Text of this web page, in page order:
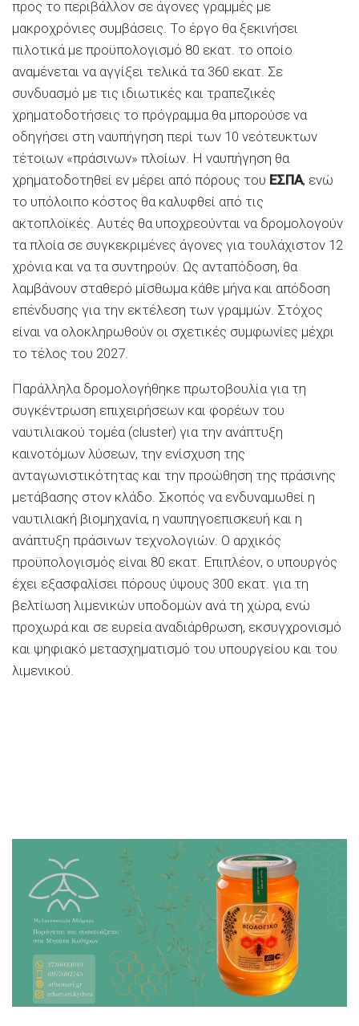
προς το περιβάλλον σε άγονες γραμμές με
μακροχρόνιες συμβάσεις. Το έργο θα ξεκινήσει
πιλοτικά με προϋπολογισμό 80 εκατ. το οποίο
αναμένεται να αγγίξει τελικά τα 360 εκατ. Σε
συνδυασμό με τις ιδιωτικές και τραπεζικές
χρηματοδοτήσεις το πρόγραμμα θα μπορούσε να
οδηγήσει στη ναυπήγηση περί των 10 νεότευκτων
τέτοιων «πράσινων» πλοίων. Η ναυπήγηση θα
χρηματοδοτηθεί εν μέρει από πόρους του ΕΣΠΑ, ενώ
το υπόλοιπο κόστος θα καλυφθεί από τις
ακτοπλοϊκές. Αυτές θα υποχρεούνται να δρομολογούν
τα πλοία σε συγκεκριμένες άγονες για τουλάχιστον 12
χρόνια και να τα συντηρούν. Ως ανταπόδοση, θα
λαμβάνουν σταθερό μίσθωμα κάθε μήνα και απόδοση
επένδυσης για την εκτέλεση των γραμμών. Στόχος
είναι να ολοκληρωθούν οι σχετικές συμφωνίες μέχρι
το τέλος του 2027.
Παράλληλα δρομολογήθηκε πρωτοβουλία για τη
συγκέντρωση επιχειρήσεων και φορέων του
ναυτιλιακού τομέα (cluster) για την ανάπτυξη
καινοτόμων λύσεων, την ενίσχυση της
ανταγωνιστικότητας και την προώθηση της πράσινης
μετάβασης στον κλάδο. Σκοπός να ενδυναμωθεί η
ναυτιλιακή βιομηχανία, η ναυπηγοεπισκευή και η
ανάπτυξη πράσινων τεχνολογιών. Ο αρχικός
προϋπολογισμός είναι 80 εκατ. Επιπλέον, ο υπουργός
έχει εξασφαλίσει πόρους ύψους 300 εκατ. για τη
βελτίωση λιμενικών υποδομών ανά τη χώρα, ενώ
προχωρά και σε ευρεία αναδιάρθρωση, εκσυγχρονισμό
και ψηφιακό μετασχηματισμό του υπουργείου και του
λιμενικού.